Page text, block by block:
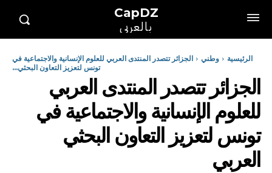
CapDZ
بالعربي
الرئيسية وطني
الجزائر تتصدر المنتدى العربي للعلوم الإنسانية والاجتماعية في
تونس لتعزيز التعاون البحثي...
الجزائر تتصدر المنتدى العربي
للعلوم الإنسانية والاجتماعية في
تونس لتعزيز التعاون البحثي
العربي